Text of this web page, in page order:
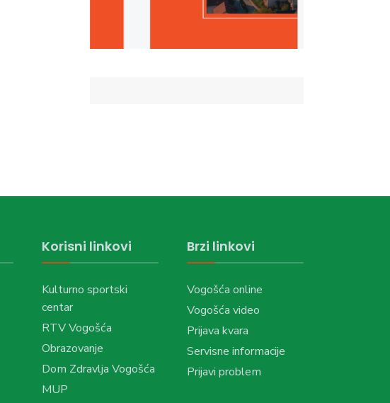
Korisni linkovi
Kulturno sportski
centar
RTV Vogošća
Obrazovanje
Dom Zdravlja Vogošća
MUP
Brzi linkovi
Vogošća online
Vogošća video
Prijava kvara
Servisne informacije
Prijavi problem